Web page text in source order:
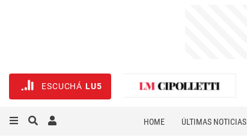
ESCUCHÁ LU5
HOME ÚLTIMAS NOTICIAS